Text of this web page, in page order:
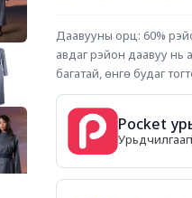
Даавууны орц: 60%
авдаг рэйон даавуу нь
багатай, өнгө будаг
Pocket